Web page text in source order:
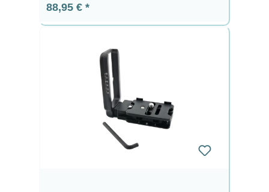
Regulärer Preis:
88,95 €